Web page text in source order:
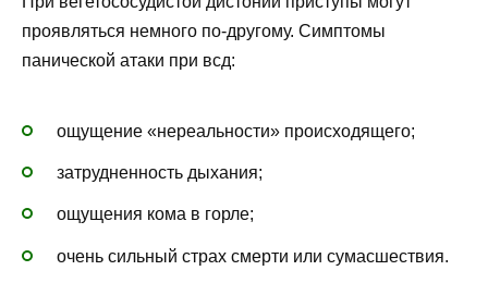
проявляться немного по-другому. Симптомы
панической атаки при всд:
ощущение «нереальности» происходящего;
затрудненность дыхания;
ощущения кома в горле;
очень сильный страх смерти или сумасшествия.